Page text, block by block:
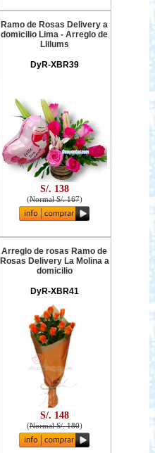
Ramo de Rosas Delivery a
domicilio Lima - Arreglo de
Llilums
DyR-XBR39
S/. 138
(Normal S/. 167)
Arreglo de rosas Ramo de
Rosas Delivery La Molina a
domicilio
DyR-XBR41
S/. 148
(Normal S/. 180)